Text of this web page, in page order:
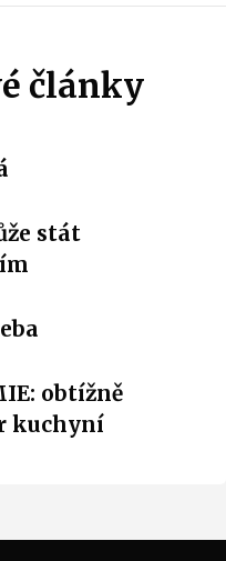
články
stát
obtížně
kuchyní